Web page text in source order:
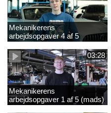
Mekanikerens
arbejdsopgaver 4 af 5
(Frederik Vesti)
03:28
Mekanikerens
arbejdsopgaver 1 af 5 (mads)